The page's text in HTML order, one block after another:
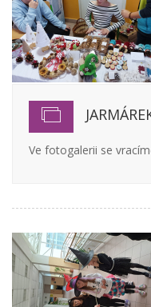
Ve fotogalerii se